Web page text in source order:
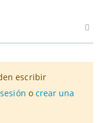
escribir
o crear una